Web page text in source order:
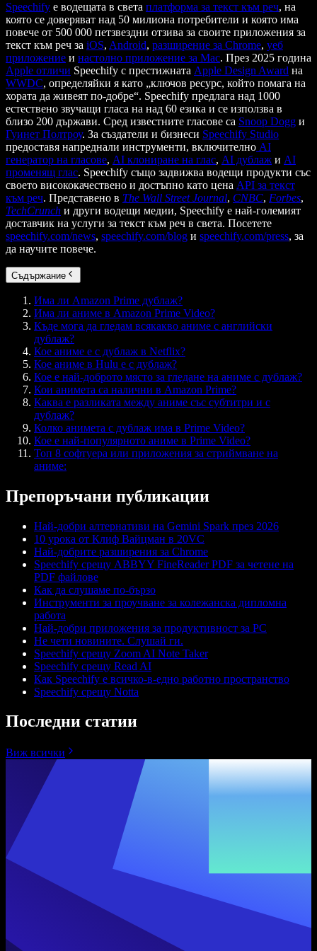
Speechify е водещата в света платформа за текст към реч, на
която се доверяват над 50 милиона потребители и която има
повече от 500 000 петзвездни отзива за своите приложения за
текст към реч за iOS, Android, разширение за Chrome, уеб
приложение и настолно приложение за Mac. През 2025 година
Apple отличи Speechify с престижната Apple Design Award на
WWDC, определяйки я като „ключов ресурс, който помага на
хората да живеят по-добре“. Speechify предлага над 1000
естествено звучащи гласа на над 60 езика и се използва в
близо 200 държави. Сред известните гласове са Snoop Dogg и
Гуинет Полтроу. За създатели и бизнеси Speechify Studio
предоставя напреднали инструменти, включително AI
генератор на гласове, AI клониране на глас, AI дублаж и AI
променящ глас. Speechify също задвижва водещи продукти със
своето висококачествено и достъпно като цена API за текст
към реч. Представено в The Wall Street Journal, CNBC, Forbes,
TechCrunch и други водещи медии, Speechify е най-големият
доставчик на услуги за текст към реч в света. Посетете
speechify.com/news, speechify.com/blog и speechify.com/press, за
да научите повече.
Съдържание
Има ли Amazon Prime дублаж?
Има ли аниме в Amazon Prime Video?
Къде мога да гледам всякакво аниме с английски
дублаж?
Кое аниме е с дублаж в Netflix?
Кое аниме в Hulu е с дублаж?
Кое е най-доброто място за гледане на аниме с дублаж?
Кои анимета са налични в Amazon Prime?
Каква е разликата между аниме със субтитри и с
дублаж?
Колко анимета с дублаж има в Prime Video?
Кое е най-популярното аниме в Prime Video?
Топ 8 софтуера или приложения за стриймване на
аниме:
Препоръчани публикации
Най-добри алтернативи на Gemini Spark през 2026
10 урока от Клиф Вайцман в 20VC
Най-добрите разширения за Chrome
Speechify срещу ABBYY FineReader PDF за четене на
PDF файлове
Как да слушаме по-бързо
Инструменти за проучване за колежанска дипломна
работа
Най-добри приложения за продуктивност за PC
Не чети новините. Слушай ги.
Speechify срещу Zoom AI Note Taker
Speechify срещу Read AI
Как Speechify е всичко-в-едно работно пространство
Speechify срещу Notta
Последни статии
Виж всички